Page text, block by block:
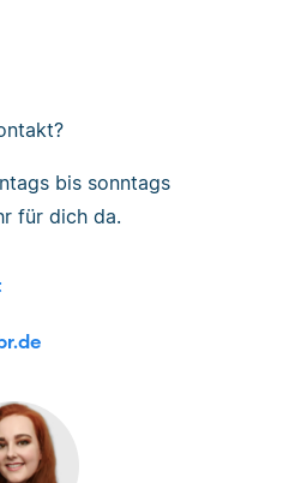
bis sonntags
für dich da.